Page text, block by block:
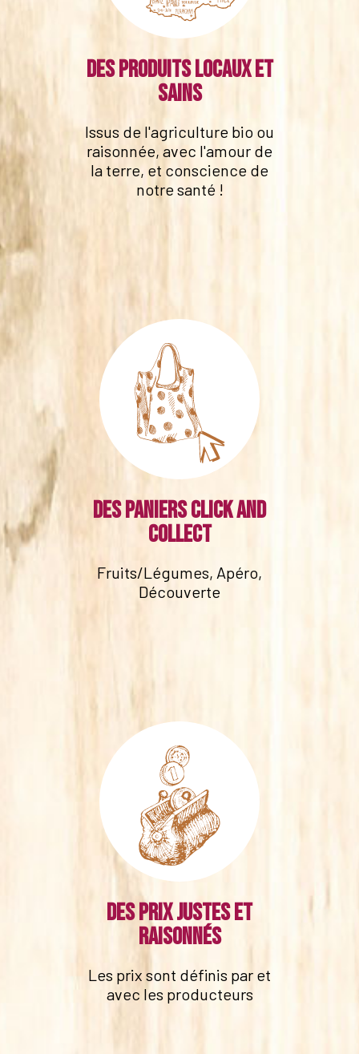
Des produits locaux et
sains
Issus de l'agriculture bio ou
raisonnée, avec l'amour de
la terre, et conscience de
notre santé !
Des paniers click and
collect
Fruits/Légumes, Apéro,
Découverte
Des prix justes et
raisonnés
Les prix sont définis par et
avec les producteurs